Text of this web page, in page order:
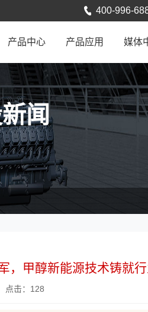
400-996-
产品中心 产品应用 媒体
闻
，甲醇新能源技术铸就
点击： 128